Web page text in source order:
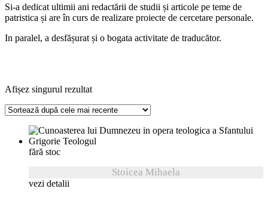
Si-a dedicat ultimii ani redactării de studii și articole pe teme de
patristica și are în curs de realizare proiecte de cercetare personale.
In paralel, a desfășurat și o bogata activitate de traducător.
Afișez singurul rezultat
fără stoc
Stoicea Mihaela
vezi detalii